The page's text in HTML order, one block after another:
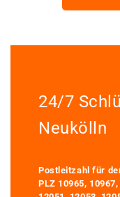
24/7
Neukölln
Postleitzahl für
PLZ 10965,